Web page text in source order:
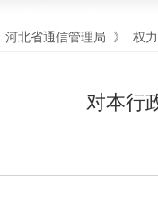
河北省通信管理局 》 权
对本行